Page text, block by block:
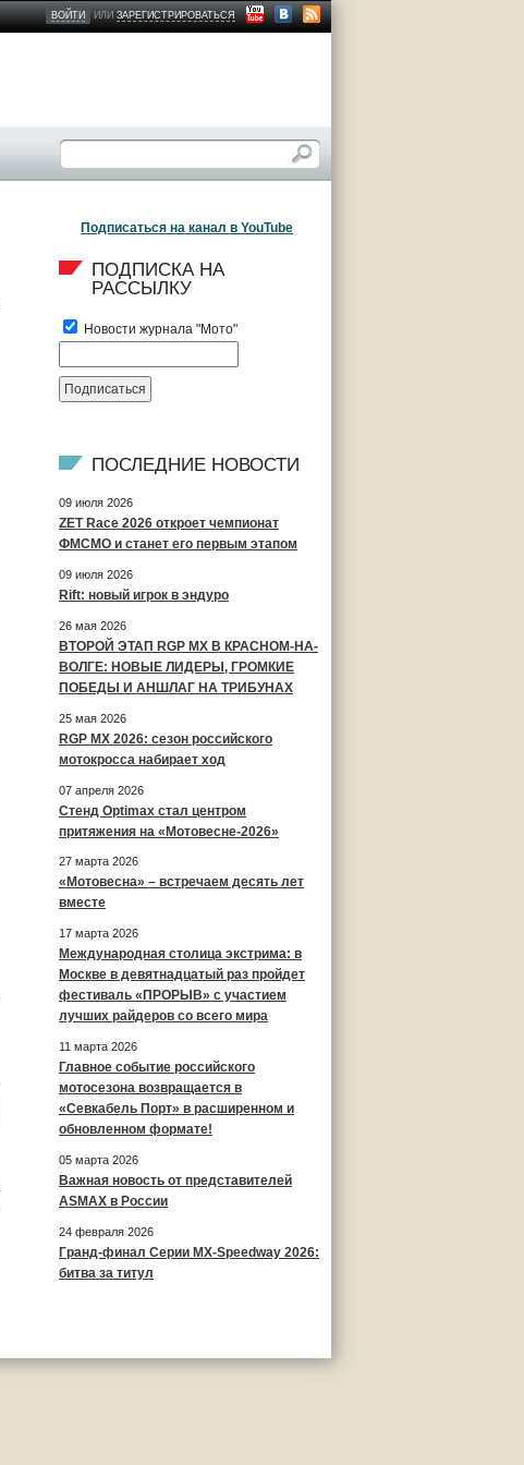
ВОЙТИ ИЛИЗАРЕГИСТРИРОВАТЬСЯ
Подписаться на канал в YouTube
ПОДПИСКА НА
РАССЫЛКУ
Новости журнала "Мото"
ПОСЛЕДНИЕ НОВОСТИ
09 июля 2026
ZET Race 2026 откроет чемпионат
ФМСМО и станет его первым этапом
09 июля 2026
Rift: новый игрок в эндуро
26 мая 2026
ВТОРОЙ ЭТАП RGP MX В КРАСНОМ-НА-
ВОЛГЕ: НОВЫЕ ЛИДЕРЫ, ГРОМКИЕ
ПОБЕДЫ И АНШЛАГ НА ТРИБУНАХ
25 мая 2026
RGP MX 2026: сезон российского
мотокросса набирает ход
07 апреля 2026
Стенд Optimax стал центром
притяжения на «Мотовесне-2026»
27 марта 2026
«Мотовесна» – встречаем десять лет
вместе
17 марта 2026
Международная столица экстрима: в
Москве в девятнадцатый раз пройдет
фестиваль «ПРОРЫВ» с участием
лучших райдеров со всего мира
11 марта 2026
Главное событие российского
мотосезона возвращается в
«Севкабель Порт» в расширенном и
обновленном формате!
05 марта 2026
Важная новость от представителей
ASMAX в России
24 февраля 2026
Гранд-финал Серии MX-Speedway 2026:
битва за титул